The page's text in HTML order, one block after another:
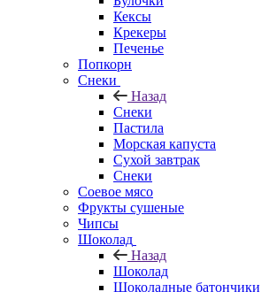
Кексы
Крекеры
Печенье
Попкорн
Снеки
Назад
Снеки
Пастила
Морская капуста
Сухой завтрак
Снеки
Соевое мясо
Фрукты сушеные
Чипсы
Шоколад
Назад
Шоколад
Шоколадные батончики